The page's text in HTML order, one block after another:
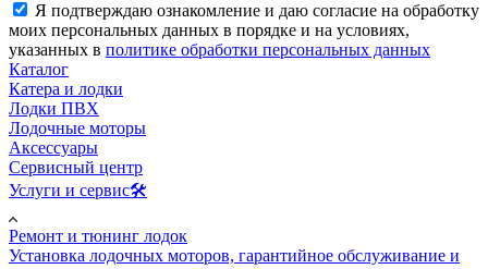
Я подтверждаю ознакомление и даю согласие на обработку
моих персональных данных в порядке и на условиях,
указанных в политике обработки персональных данных
Каталог
Катера и лодки
Лодки ПВХ
Лодочные моторы
Аксессуары
Сервисный центр
Услуги и сервис🛠️
Ремонт и тюнинг лодок
Установка лодочных моторов, гарантийное обслуживание и